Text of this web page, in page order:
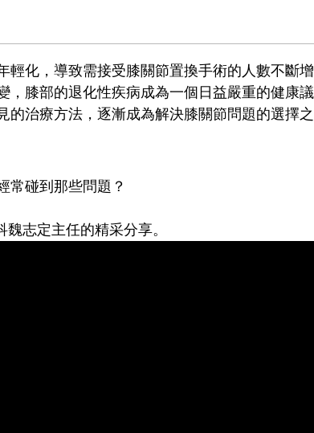
輕化，導致需接受膝關節置換手術的人數不斷增
，膝部的退化性疾病成為一個日益嚴重的健康議
的治療方法，逐漸成為解決膝關節問題的選擇之
常碰到那些問題？
志定主任的精采分享。